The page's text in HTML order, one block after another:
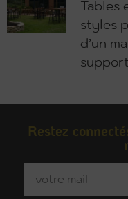
styles
d’un
support
Restez